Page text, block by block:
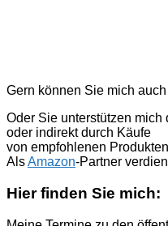
Gern können Sie mich
Oder Sie unterstützen mich
oder indirekt durch Käufe
von empfohlenen
AlsAmazon-Partner
Hier finden Sie mich: